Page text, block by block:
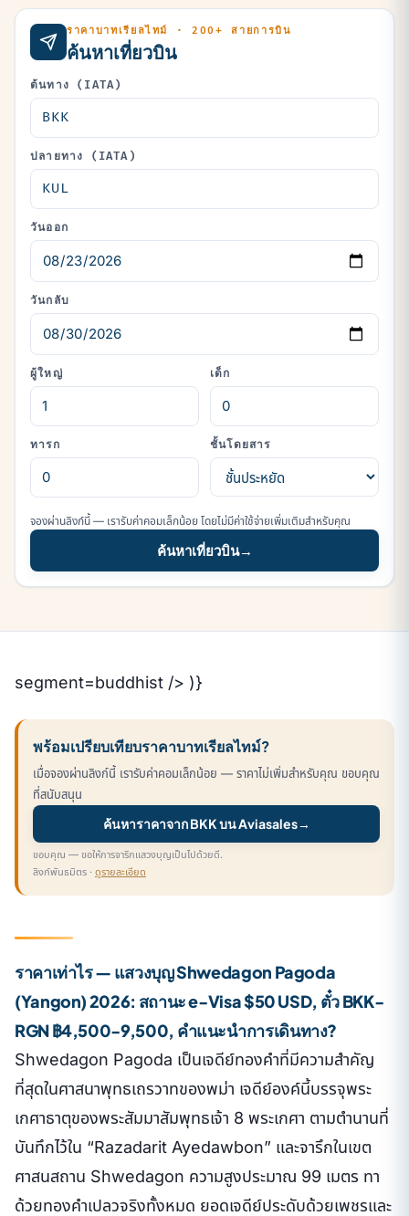
ราคาบาทเรียลไทม์ · 200+ สายการบิน
ค้นหาเที่ยวบิน
ต้นทาง (IATA)
ปลายทาง (IATA)
วันออก
วันกลับ
ผู้ใหญ่ เด็ก
ทารก ชั้นโดยสาร
จองผ่านลิงก์นี้ — เรารับค่าคอมเล็กน้อย โดยไม่มีค่าใช้จ่ายเพิ่มเติมสำหรับคุณ
ค้นหาเที่ยวบิน→
segment=buddhist /> )}
พร้อมเปรียบเทียบราคาบาทเรียลไทม์?
เมื่อจองผ่านลิงก์นี้ เรารับค่าคอมเล็กน้อย — ราคาไม่เพิ่มสำหรับคุณ ขอบคุณ
ที่สนับสนุน
ค้นหาราคาจาก BKK บน Aviasales→
ขอบคุณ — ขอให้การจาริกแสวงบุญเป็นไปด้วยดี.
ลิงก์พันธมิตร · ดูรายละเอียด
ราคาเท่าไร — แสวงบุญ Shwedagon Pagoda
(Yangon) 2026: สถานะ e-Visa $50 USD, ตั๋ว BKK-
RGN ฿4,500-9,500, คำแนะนำการเดินทาง?
Shwedagon Pagoda เป็นเจดีย์ทองคำที่มีความสำคัญ
ที่สุดในศาสนาพุทธเถรวาทของพม่า เจดีย์องค์นี้บรรจุพระ
เกศาธาตุของพระสัมมาสัมพุทธเจ้า 8 พระเกศา ตามตำนานที่
บันทึกไว้ใน “Razadarit Ayedawbon” และจารึกในเขต
ศาสนสถาน Shwedagon ความสูงประมาณ 99 เมตร ทา
ด้วยทองคำเปลวจริงทั้งหมด ยอดเจดีย์ประดับด้วยเพชรและ